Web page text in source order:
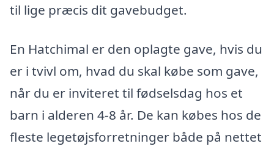
til lige præcis dit gavebudget.
En Hatchimal er den oplagte gave, hvis du
er i tvivl om, hvad du skal købe som gave,
når du er inviteret til fødselsdag hos et
barn i alderen 4-8 år. De kan købes hos de
fleste legetøjsforretninger både på nettet